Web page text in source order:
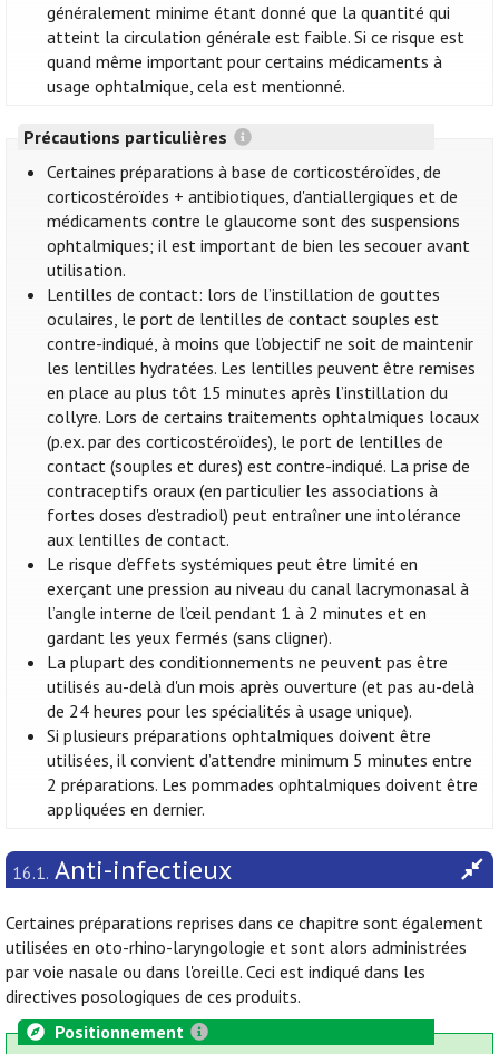
généralement minime étant donné que la quantité qui
atteint la circulation générale est faible. Si ce risque est
quand même important pour certains médicaments à
usage ophtalmique, cela est mentionné.
Précautions particulières
Certaines préparations à base de corticostéroïdes, de
corticostéroïdes + antibiotiques, d'antiallergiques et de
médicaments contre le glaucome sont des suspensions
ophtalmiques; il est important de bien les secouer avant
utilisation.
Lentilles de contact: lors de l’instillation de gouttes
oculaires, le port de lentilles de contact souples est
contre-indiqué, à moins que l’objectif ne soit de maintenir
les lentilles hydratées. Les lentilles peuvent être remises
en place au plus tôt 15 minutes après l’instillation du
collyre. Lors de certains traitements ophtalmiques locaux
(p.ex. par des corticostéroïdes), le port de lentilles de
contact (souples et dures) est contre-indiqué. La prise de
contraceptifs oraux (en particulier les associations à
fortes doses d'estradiol) peut entraîner une intolérance
aux lentilles de contact.
Le risque d'effets systémiques peut être limité en
exerçant une pression au niveau du canal lacrymonasal à
l’angle interne de l’œil pendant 1 à 2 minutes et en
gardant les yeux fermés (sans cligner).
La plupart des conditionnements ne peuvent pas être
utilisés au-delà d'un mois après ouverture (et pas au-delà
de 24 heures pour les spécialités à usage unique).
Si plusieurs préparations ophtalmiques doivent être
utilisées, il convient d’attendre minimum 5 minutes entre
2 préparations. Les pommades ophtalmiques doivent être
appliquées en dernier.
16.1. Anti-infectieux
Certaines préparations reprises dans ce chapitre sont également
utilisées en oto-rhino-laryngologie et sont alors administrées
par voie nasale ou dans l'oreille. Ceci est indiqué dans les
directives posologiques de ces produits.
Positionnement